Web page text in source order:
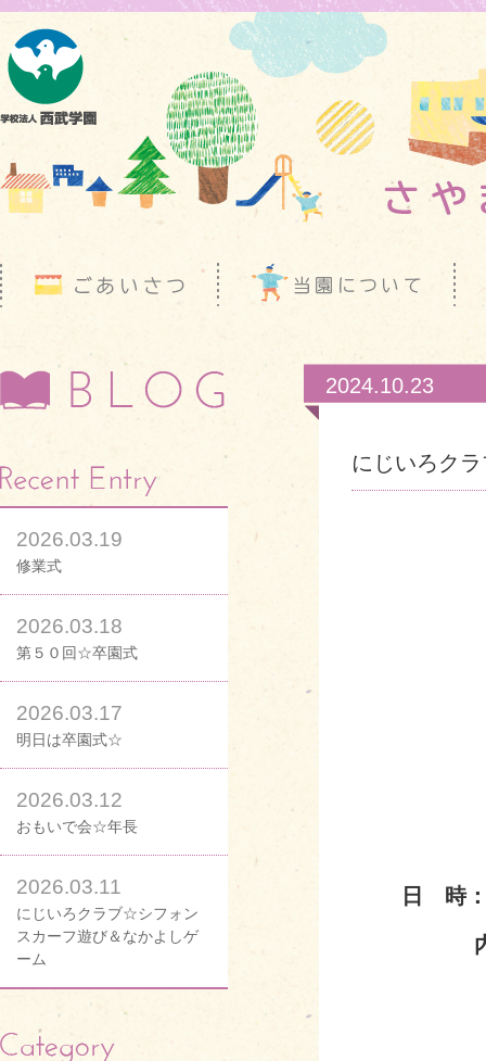
2026.03.19
修業式
2026.03.18
第５０回☆卒園式
2026.03.17
明日は卒園式☆
2026.03.12
おもいで会☆年長
2026.03.11
にじいろクラブ☆シフォン
スカーフ遊び＆なかよしゲ
ーム
2024.10.23
にじいろク
日 時